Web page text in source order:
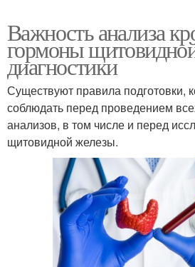
Важность анализа
гормоны
диагностики
Существуют правила подготовки,
соблюдать перед проведением
анализов, в том числе и перед
щитовидной железы.